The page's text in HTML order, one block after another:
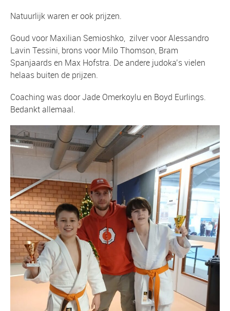
Natuurlijk waren er ook prijzen.
Goud voor Maxilian Semioshko, zilver voor Alessandro
Lavin Tessini, brons voor Milo Thomson, Bram
Spanjaards en Max Hofstra. De andere judoka’s vielen
helaas buiten de prijzen.
Coaching was door Jade Omerkoylu en Boyd Eurlings.
Bedankt allemaal.